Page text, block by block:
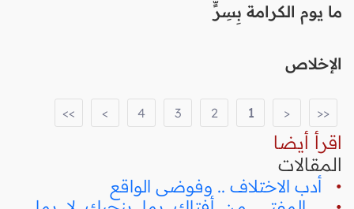
ما يوم الكرامة بِسِرٍّ
الإخلاص
<<
<
1
2
3
4
>
>>
اقرأ أيضا
المقالات
• أدب الاختلاف .. وفوضى الواقع